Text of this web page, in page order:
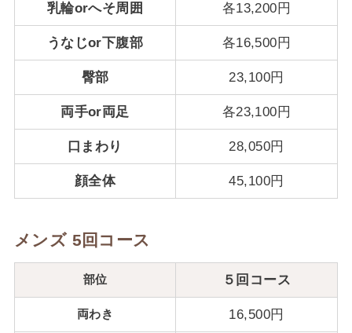
乳輪orへそ周囲 各13,200円
うなじor下腹部 各16,500円
臀部 23,100円
両手or両足 各23,100円
口まわり 28,050円
顔全体 45,100円
メンズ 5回コース
部位 ５回コース
両わき 16,500円